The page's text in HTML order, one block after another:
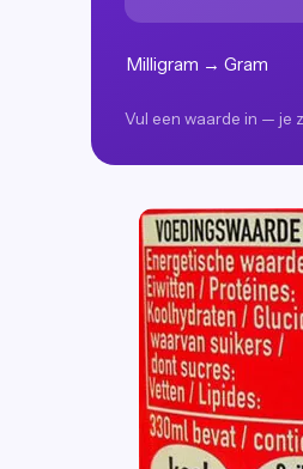
Milligram → Gram
Vul een waarde in — je